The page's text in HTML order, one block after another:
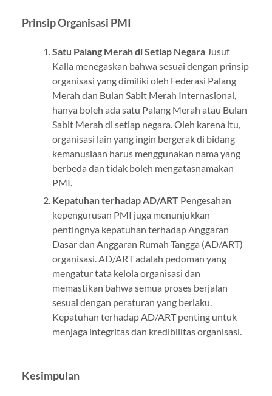
Prinsip Organisasi PMI
Satu Palang Merah di Setiap NegaraJusuf
Kalla menegaskan bahwa sesuai dengan prinsip
organisasi yang dimiliki oleh Federasi Palang
Merah dan Bulan Sabit Merah Internasional,
hanya boleh ada satu Palang Merah atau Bulan
Sabit Merah di setiap negara. Oleh karena itu,
organisasi lain yang ingin bergerak di bidang
kemanusiaan harus menggunakan nama yang
berbeda dan tidak boleh mengatasnamakan
PMI.
Kepatuhan terhadap AD/ARTPengesahan
kepengurusan PMI juga menunjukkan
pentingnya kepatuhan terhadap Anggaran
Dasar dan Anggaran Rumah Tangga (AD/ART)
organisasi. AD/ART adalah pedoman yang
mengatur tata kelola organisasi dan
memastikan bahwa semua proses berjalan
sesuai dengan peraturan yang berlaku.
Kepatuhan terhadap AD/ART penting untuk
menjaga integritas dan kredibilitas organisasi.
Kesimpulan